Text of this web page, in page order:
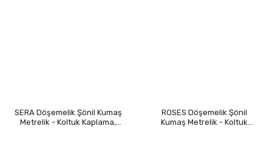
SERA Döşemelik Şönil Kumaş
Metrelik - Koltuk Kaplama,
ROSES Döşemelik Şönil
Kumaş Metrelik - Koltuk